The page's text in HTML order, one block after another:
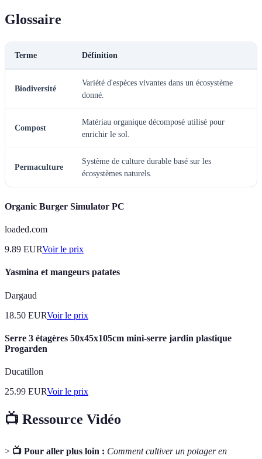
Glossaire
Terme Définition
Biodiversité
Variété d'espèces vivantes dans un écosystème
donné.
Compost
Matériau organique décomposé utilisé pour
enrichir le sol.
Permaculture
Système de culture durable basé sur les
écosystèmes naturels.
Organic Burger Simulator PC
loaded.com
9.89 EURVoir le prix
Yasmina et mangeurs patates
Dargaud
18.50 EURVoir le prix
Serre 3 étagères 50x45x105cm mini-serre jardin plastique
Progarden
Ducatillon
25.99 EURVoir le prix
📺 Ressource Vidéo
> 📺 Pour aller plus loin : Comment cultiver un potager en